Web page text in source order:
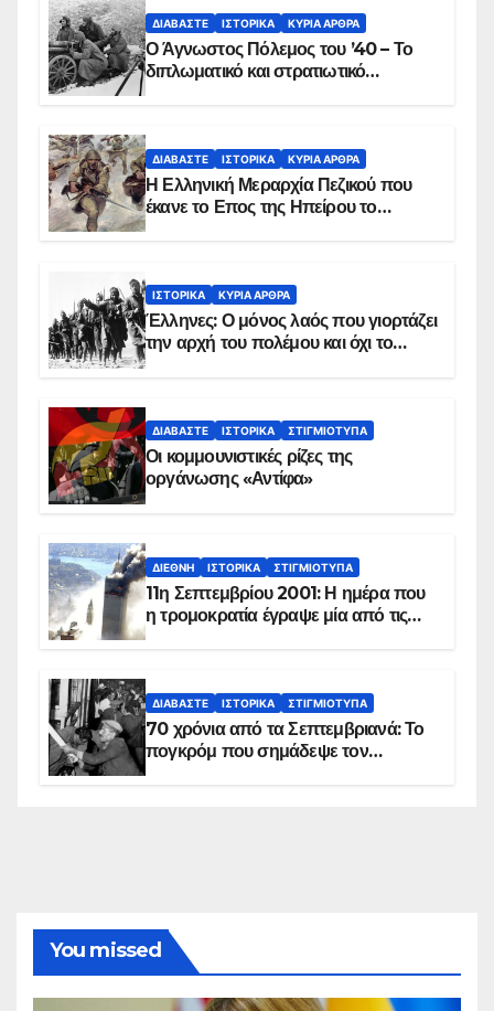
ΔΙΑΒΆΣΤΕ ΙΣΤΟΡΙΚΆ ΚΥΡΙΑ ΑΡΘΡΑ
Ο Άγνωστος Πόλεμος του ’40 – Το
διπλωματικό και στρατιωτικό
ΔΙΑΒΆΣΤΕ ΙΣΤΟΡΙΚΆ ΚΥΡΙΑ ΑΡΘΡΑ
Η Ελληνική Μεραρχία Πεζικού που
έκανε το Επος της Ηπείρου το
ΙΣΤΟΡΙΚΆ ΚΥΡΙΑ ΑΡΘΡΑ
Έλληνες: Ο μόνος λαός που γιορτάζει
την αρχή του πολέμου και όχι το
ΔΙΑΒΆΣΤΕ ΙΣΤΟΡΙΚΆ ΣΤΙΓΜΙΌΤΥΠΑ
Οι κομμουνιστικές ρίζες της
οργάνωσης «Αντίφα»
ΔΙΕΘΝΉ ΙΣΤΟΡΙΚΆ ΣΤΙΓΜΙΌΤΥΠΑ
11η Σεπτεμβρίου 2001: Η ημέρα που
η τρομοκρατία έγραψε μία από τις
ΔΙΑΒΆΣΤΕ ΙΣΤΟΡΙΚΆ ΣΤΙΓΜΙΌΤΥΠΑ
70 χρόνια από τα Σεπτεμβριανά: Το
πογκρόμ που σημάδεψε τον
You missed